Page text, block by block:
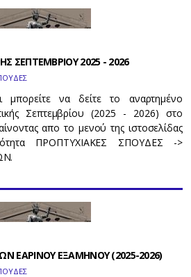
ΣΕΠΤΕΜΒΡΙΟΥ 2025 - 2026
μπορείτε να δείτε το αναρτημένο
Σεπτεμβρίου (2025 - 2026) στο
απο το μενού της ιστοσελίδας
ΠΡΟΠΤΥΧΙΑΚΕΣ ΣΠΟΥΔΕΣ ->
ΕΑΡΙΝΟΥ ΕΞΑΜΗΝΟΥ (2025-2026)